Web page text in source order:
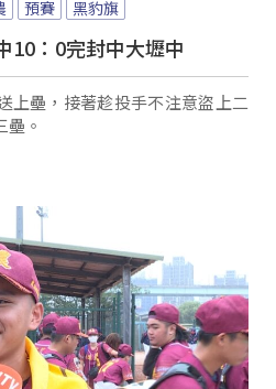
預賽 黑豹旗
10：0完封中大壢中
上壘，接著趁投手不注意盜上二
。